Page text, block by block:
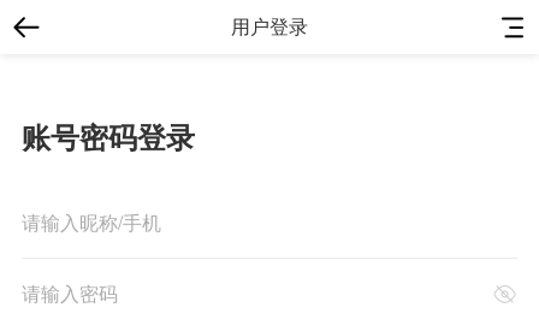
用户登录
账号密码登录